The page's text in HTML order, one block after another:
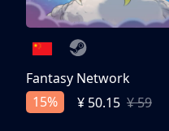
Fantasy Network
15%
¥ 50.15 ¥ 59